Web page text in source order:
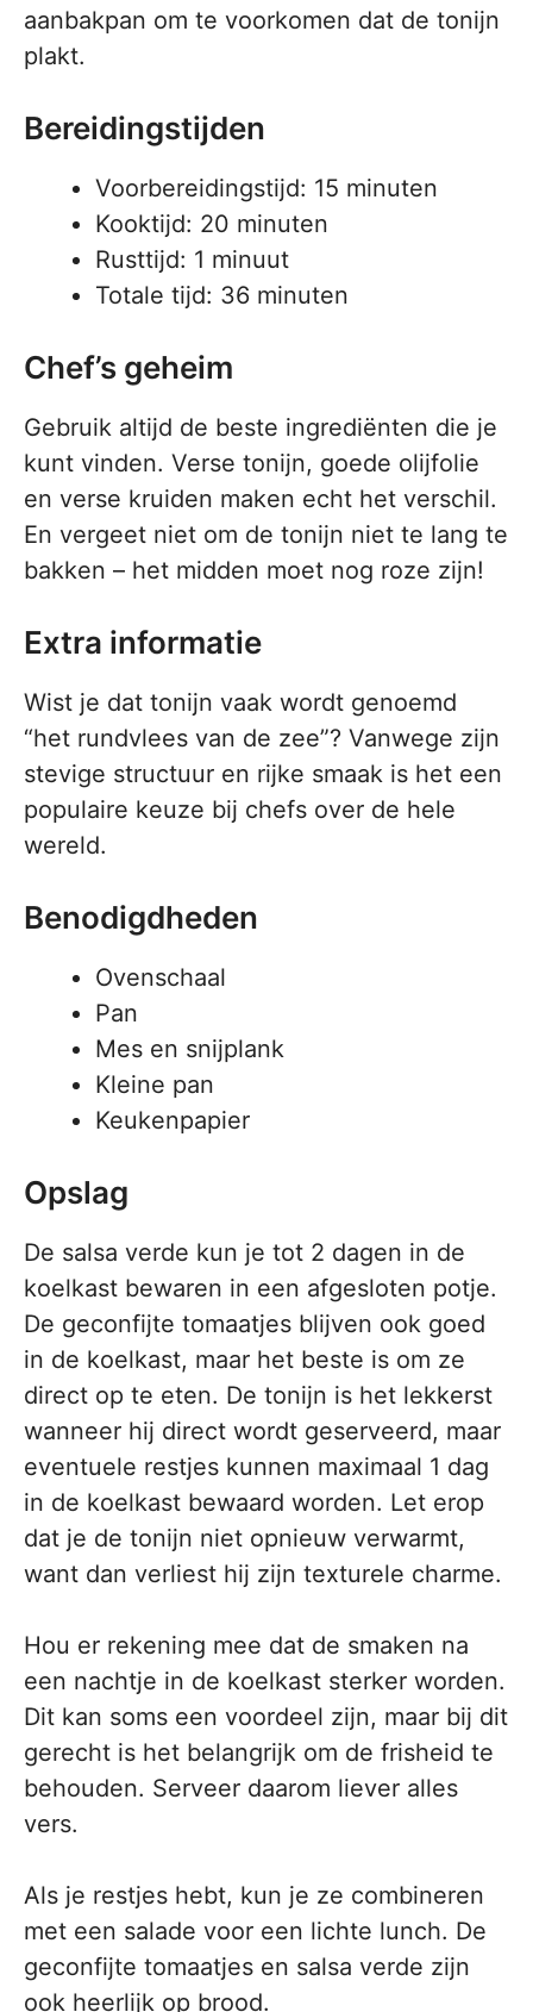
aanbakpan om te voorkomen dat de tonijn
plakt.
Bereidingstijden
Voorbereidingstijd: 15 minuten
Kooktijd: 20 minuten
Rusttijd: 1 minuut
Totale tijd: 36 minuten
Chef’s geheim
Gebruik altijd de beste ingrediënten die je
kunt vinden. Verse tonijn, goede olijfolie
en verse kruiden maken echt het verschil.
En vergeet niet om de tonijn niet te lang te
bakken – het midden moet nog roze zijn!
Extra informatie
Wist je dat tonijn vaak wordt genoemd
“het rundvlees van de zee”? Vanwege zijn
stevige structuur en rijke smaak is het een
populaire keuze bij chefs over de hele
wereld.
Benodigdheden
Ovenschaal
Pan
Mes en snijplank
Kleine pan
Keukenpapier
Opslag
De salsa verde kun je tot 2 dagen in de
koelkast bewaren in een afgesloten potje.
De geconfijte tomaatjes blijven ook goed
in de koelkast, maar het beste is om ze
direct op te eten. De tonijn is het lekkerst
wanneer hij direct wordt geserveerd, maar
eventuele restjes kunnen maximaal 1 dag
in de koelkast bewaard worden. Let erop
dat je de tonijn niet opnieuw verwarmt,
want dan verliest hij zijn texturele charme.
Hou er rekening mee dat de smaken na
een nachtje in de koelkast sterker worden.
Dit kan soms een voordeel zijn, maar bij dit
gerecht is het belangrijk om de frisheid te
behouden. Serveer daarom liever alles
vers.
Als je restjes hebt, kun je ze combineren
met een salade voor een lichte lunch. De
geconfijte tomaatjes en salsa verde zijn
ook heerlijk op brood.